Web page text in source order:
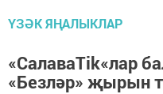
ҮЗӘК ЯҢАЛЫКЛАР
«СалаваTik«лар
«Безләр» җырын